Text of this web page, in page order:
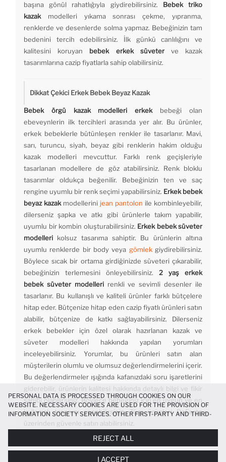
başına gönül rahatlığıyla giydirebilirsiniz. Bebek triko
kazakmodelleri yıkama sonrası çekme, yıpranma,
renklerde ve desenlerde solma yapmaz. Bebeğinizin tam
bedenini tercih edebilirsiniz. İlk günkü canlılığını ve
kalitesini koruyan bebek erkek süveterve kazak
tasarımlarına cazip fiyatlarla sahip olabilirsiniz.
Dikkat Çekici Erkek Bebek Beyaz Kazak
Bebek örgü kazak modelleri erkekbebeği olan
ebeveynlerin ilk tercihleri arasında yer alır. Bu ürünler,
erkek bebeklerle bütünleşen renkler ile tasarlanır. Mavi,
sarı, turuncu, siyah, beyaz gibi renklerin hakim olduğu
kazak modelleri mevcuttur. Farklı renk geçişleriyle
tasarlanan modellere de göz atabilirsiniz. Renk bloklu
tasarımlar oldukça beğenilir. Bebeğinizin ten ve saç
rengine uyumlu bir renk seçimi yapabilirsiniz. Erkek bebek
beyaz kazakmodellerini jean pantolon ile kombinleyebilir,
dilerseniz şapka ve atkı gibi ürünlerle takım yapabilir,
uyumlu bir kombin oluşturabilirsiniz. Erkek bebek süveter
modelleri kolsuz tasarıma sahiptir. Bu ürünlerin altına
uyumlu renklerde bir body veya gömlekgiydirebilirsiniz.
Böylece sıcak bir ortama girdiğinizde süveteri çıkarabilir,
bebeğinizin terlemesini önleyebilirsiniz. 2 yaş erkek
bebek süveter modellerirenkli ve sevimli desenler ile
tasarlanır. Bu kullanışlı ve kaliteli ürünler farklı bütçelere
hitap eder. Bütçenize hitap eden cazip fiyatlı ürünleri satın
alabilir, bütçenize de katkı sağlayabilirsiniz. Dilerseniz
erkek bebekler için özel olarak hazırlanan kazak ve
süveter modelleri hakkında yapılan yorumları
inceleyebilirsiniz. Yorumlar, bu ürünleri satın alan
müşterilerin olumlu ve olumsuz değerlendirmelerini içerir.
Bu değerlendirmeler ışığında kafanızdaki soru işaretlerini
giderebilir, ürünlerin kalitesi hakkında detaylı bilgi ve fikir
sahibi olabilirsiniz. Böylece bebeğiniz için en uygun ve en
kullanışlı tasarımı seçebilirsiniz. Tüm ürünleri DeFacto
üzerinden güvenle satın alabilirsiniz.
PERSONAL DATA IS PROCESSED THROUGH COOKIES ON OUR
WEBSITE. NECESSARY COOKIES ARE USED FOR THE PROVISION OF
INFORMATION SOCIETY SERVICES. OTHER FIRST-PARTY AND THIRD-
PARTY COOKIES ARE USED, ON A LIMITED BASIS, TO PROVIDE YOU
MORE FUNCTIONAL AND PERSONALIZED, AND—IF YOU GIVE YOUR
EXPLICIT CONSENT—TO CARRY OUT MARKETING ACTIVITIES
TAILORED TO YOU. YOU CAN MANAGE YOUR COOKIE PREFERENCES
REJECT ALL
I ACCEPT